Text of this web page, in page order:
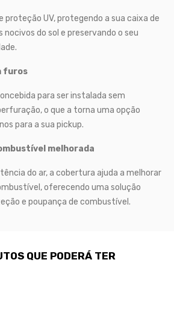
UV, protegendo a sua caixa de
do sol e preservando o seu
furos
para ser instalada sem
o que a torna uma opção
para a sua pickup.
melhorada
do ar, a cobertura ajuda a melhorar
oferecendo uma solução
e poupança de combustível.
QUE PODERÁ TER